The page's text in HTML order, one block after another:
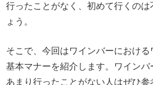
行ったことがなく、初めて行くの
ょう。
そこで、今回はワインバーにおけ
基本マナーを紹介します。ワインバ
あまり行ったことがない人はぜひ